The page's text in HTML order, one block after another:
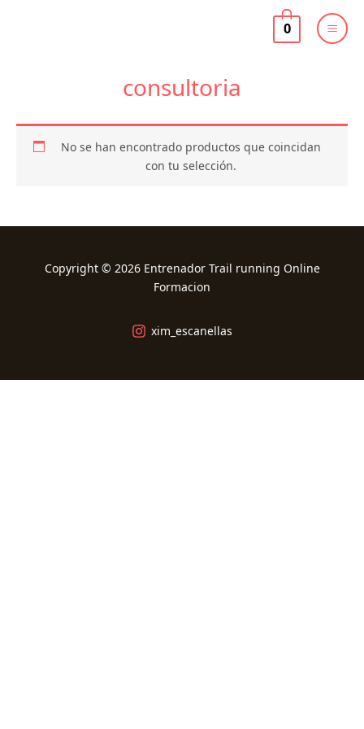
0
consultoria
No se han encontrado productos que coincidan
con tu selección.
Copyright © 2026 Entrenador Trail running Online
Formacion
xim_escanellas